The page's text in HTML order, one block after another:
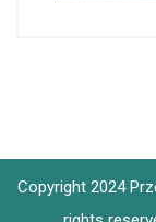
Copyright 2024